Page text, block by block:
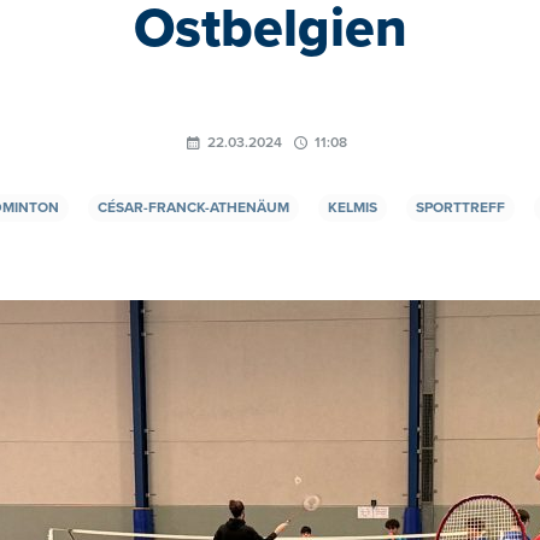
Ostbelgien
22.03.2024 11:08
CÉSAR-FRANCK-ATHENÄUM KELMIS SPORTTREFF